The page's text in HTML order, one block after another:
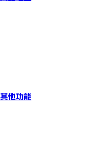
其他功能